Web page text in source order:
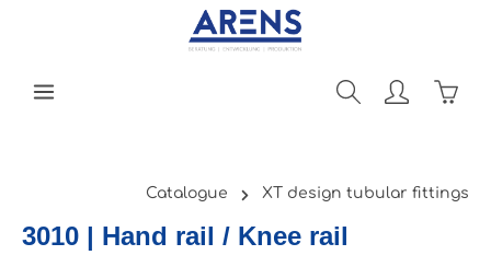
Catalogue XT design tubular fittings
3010 | Hand rail / Knee rail